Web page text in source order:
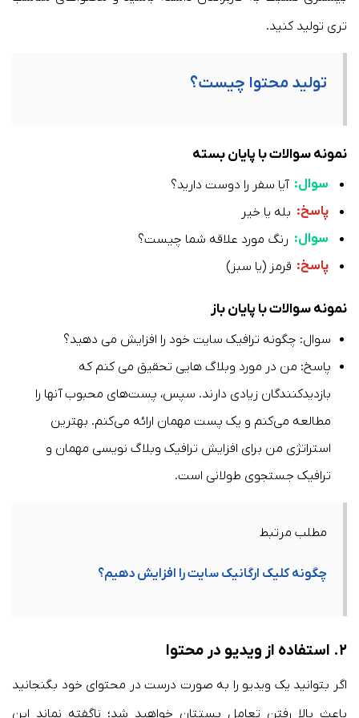
تری تولید کنید.
تولید محتوا چیست؟
نمونه سوالات با پایان بسته
سوال: آیا سفر را دوست دارید؟
پاسخ: بله یا خیر
سوال: رنگ مورد علاقه شما چیست؟
پاسخ: قرمز (یا سبز)
نمونه سوالات با پایان باز
سوال: چگونه ترافیک سایت خود را افزایش می دهید؟
پاسخ: من در مورد وبلاگ هایی تحقیق می کنم که
بازدیدکنندگان زیادی دارند. سپس، پست‌های محبوب آنها را
مطالعه می‌کنم و یک پست مهمان ارائه می‌کنم. بهترین
استراتژی من برای افزایش ترافیک وبلاگ نویسی مهمان و
ترافیک جستجوی طولانی است.
مطلب مرتبط
چگونه کلیک ارگانیک سایت را افزایش دهیم؟
۲. استفاده از ویدیو در محتوا
اگر بتوانید یک ویدیو را به صورت درست در محتوای خود بگنجانید
باعث بالا رفتن تعامل پستتان خواهید شد؛ ناگفته نماند این